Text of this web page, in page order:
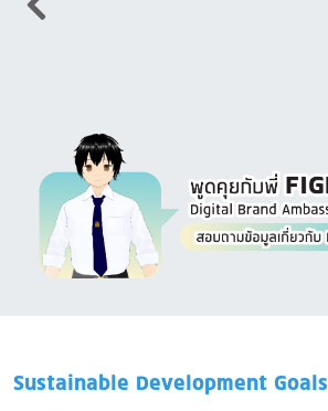
Sustainable Development Goals